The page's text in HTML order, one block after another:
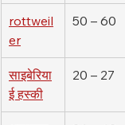
rottweil
er
50 – 60
साइबेरिया
ई हस्की
20 – 27